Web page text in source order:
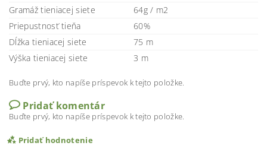
Gramáž tieniacej siete
64g / m2
Priepustnosť tieňa
60%
Dĺžka tieniacej siete
75 m
Výška tieniacej siete
3 m
Buďte prvý, kto napíše príspevok k tejto položke.
Pridať komentár
Buďte prvý, kto napíše príspevok k tejto položke.
Pridať hodnotenie